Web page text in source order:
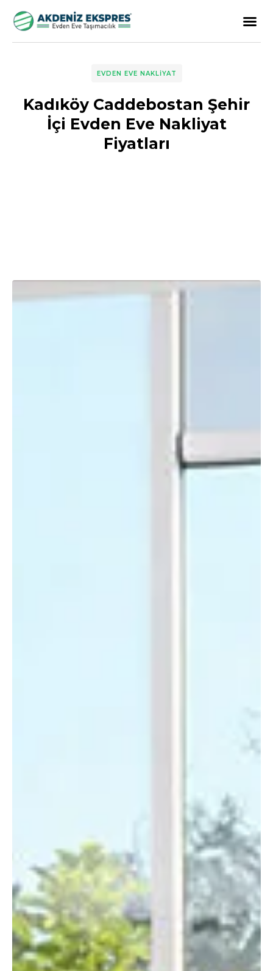
EVDEN EVE NAKLIYAT
Kadıköy Caddebostan Şehir
İçi Evden Eve Nakliyat
Fiyatları